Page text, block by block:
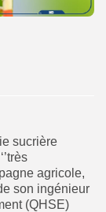
Search
sucrière
agricole,
son ingénieur
(QHSE)